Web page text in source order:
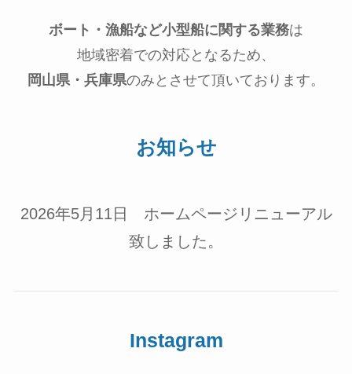
ボート・漁船など小型船に関する業務は
地域密着での対応となるため、
岡山県・兵庫県のみとさせて頂いております。
お知らせ
2026年5月11日 ホームページリニューアル
致しました。
Instagram